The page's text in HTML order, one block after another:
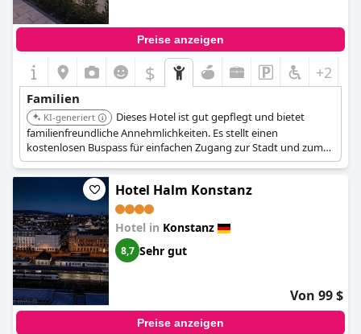
Preise anzeigen
$ +2
Familien
KI-generiert
Dieses Hotel ist gut gepflegt und bietet
familienfreundliche Annehmlichkeiten. Es stellt einen
kostenlosen Buspass für einfachen Zugang zur Stadt und zum
Bahnhof sowie ein großartiges Frühstück mit vielen
Auswahlmöglichkeiten zur Verfügung.
Hotel Halm Konstanz
Hotel in Konstanz
8,7 Sehr gut
Von 99 $
Preise anzeigen